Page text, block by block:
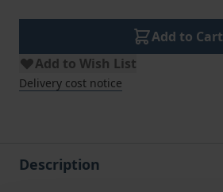
Add to Cart
Add to Wish List
Delivery cost notice
Description